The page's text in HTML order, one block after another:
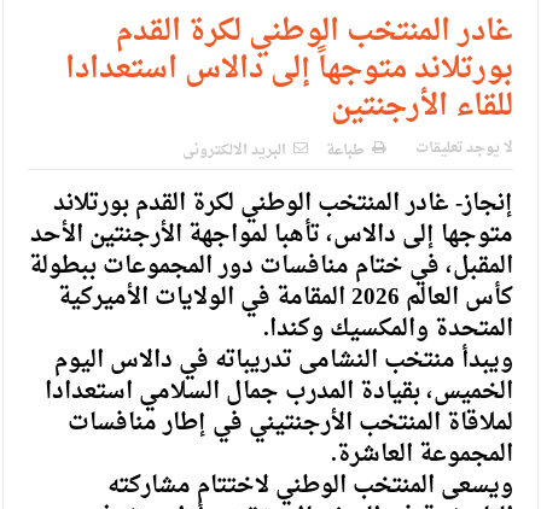
غادر المنتخب الوطني لكرة القدم
بورتلاند متوجهاً إلى دالاس استعدادا
للقاء الأرجنتين
لا يوجد تعليقات طباعة البريد الالكترونى
إنجاز- غادر المنتخب الوطني لكرة القدم بورتلاند
متوجها إلى دالاس، تأهبا لمواجهة الأرجنتين الأحد
المقبل، في ختام منافسات دور المجموعات ببطولة
كأس العالم 2026 المقامة في الولايات الأميركية
المتحدة والمكسيك وكندا.
ويبدأ منتخب النشامى تدريباته في دالاس اليوم
الخميس، بقيادة المدرب جمال السلامي استعدادا
لملاقاة المنتخب الأرجنتيني في إطار منافسات
المجموعة العاشرة.
ويسعى المنتخب الوطني لاختتام مشاركته